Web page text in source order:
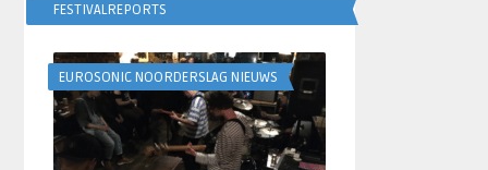
FESTIVALREPORTS
EUROSONIC NOORDERSLAG NIEUWS